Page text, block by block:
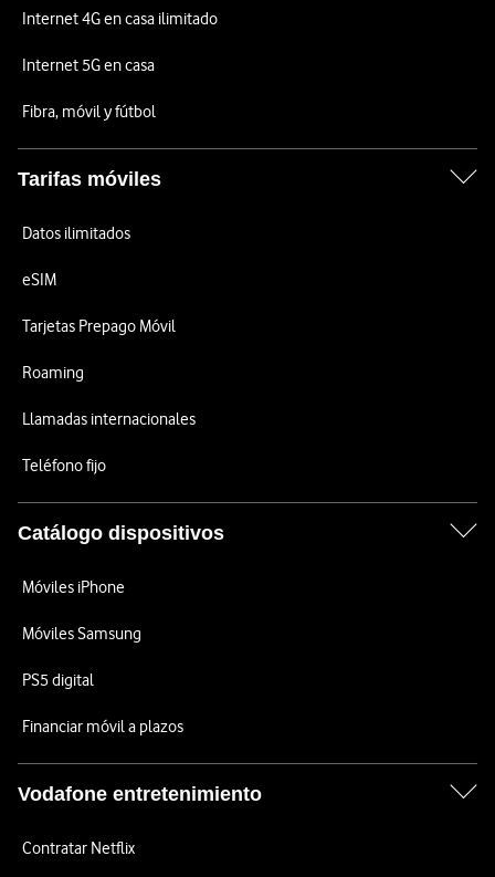
Internet 4G en casa ilimitado
Internet 5G en casa
Fibra, móvil y fútbol
Tarifas móviles
Datos ilimitados
eSIM
Tarjetas Prepago Móvil
Roaming
Llamadas internacionales
Teléfono fijo
Catálogo dispositivos
Móviles iPhone
Móviles Samsung
PS5 digital
Financiar móvil a plazos
Vodafone entretenimiento
Contratar Netflix